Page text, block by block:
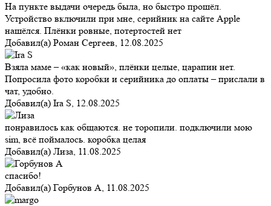
На пункте выдачи очередь была, но быстро прошёл.
Устройство включили при мне, серийник на сайте Apple
нашёлся. Плёнки ровные, потертостей нет
Добавил(а) Роман Сергеев, 12.08.2025
Взяла маме – «как новый», плёнки целые, царапин нет.
Попросила фото коробки и серийника до оплаты – прислали в
чат, удобно.
Добавил(а) Ira S, 12.08.2025
понравилось как общаются. не торопили. подключили мою
sim, всё поймалось. коробка целая
Добавил(а) Лиза, 11.08.2025
спасибо!
Добавил(а) Горбунов А, 11.08.2025